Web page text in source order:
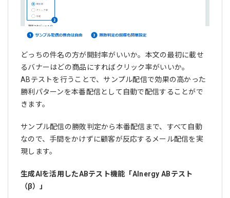
どっちの件名の方が開封率がいいか。本文の最初に載せ
るバナーはどの商品にすればクリック率がいいか。
ABテストを行うことで、サンプル配信で効果の高かった
勝利パターンを本番配信として自動で配信することがで
きます。
サンプル配信の勝敗判定から本番配信まで、すべて自動
なので、手間をかけずに顧客が反応するメール配信を実
現します。
生成AIを活用したABテスト機能「AInergy ABテスト
（β）」